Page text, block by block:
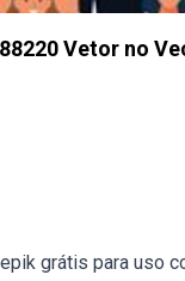
Vetor no
grátis para uso